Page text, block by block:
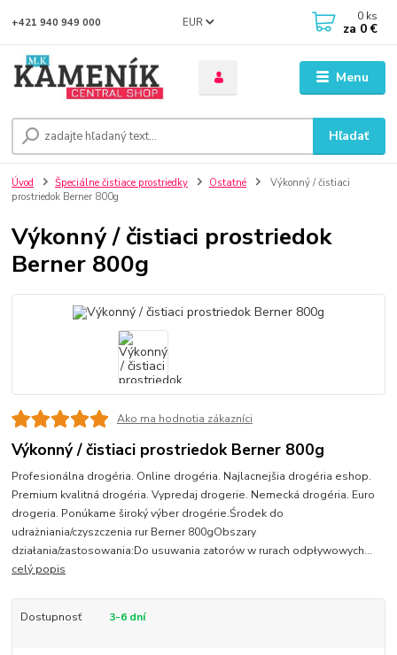
Menu
EUR
Hľadať
+421 940 949 000 0 ks
za 0 €
Úvod Špeciálne čistiace prostriedky Ostatné
Výkonný / čistiaci
prostriedok Berner 800g
Výkonný / čistiaci prostriedok
Berner 800g
Ako ma hodnotia zákazníci
Výkonný / čistiaci prostriedok Berner 800g
Profesionálna drogéria. Online drogéria. Najlacnejšia drogéria eshop.
Premium kvalitná drogéria. Vypredaj drogerie. Nemecká drogéria. Euro
drogeria. Ponúkame široký výber drogérie.Środek do
udrażniania/czyszczenia rur Berner 800gObszary
działania/zastosowania:Do usuwania zatorów w rurach odpływowych...
celý popis
Dostupnosť 3-6 dní